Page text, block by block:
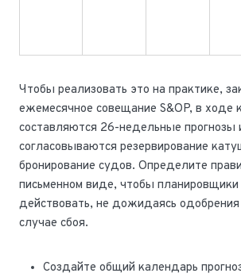
Чтобы реализовать это на практике,
ежемесячное совещание S&OP, в ходе
составляются 26-недельные прогнозы
согласовываются резервирование
бронирование судов. Определите
письменном виде, чтобы планировщики
действовать, не дожидаясь
случае сбоя.
Создайте общий календарь